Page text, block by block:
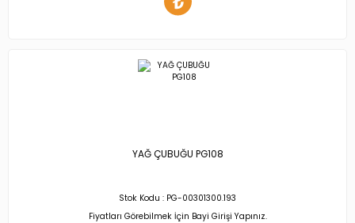
YAĞ ÇUBUĞU PG108
Stok Kodu : PG-00301300.193
Fiyatları Görebilmek İçin Bayi Girişi Yapınız.